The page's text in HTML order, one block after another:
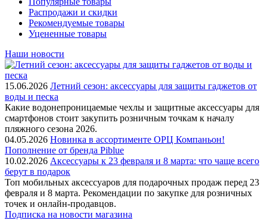
Распродажи и скидки
Рекомендуемые товары
Уцененные товары
Наши новости
15.06.2026 Летний сезон: аксессуары для защиты гаджетов от
воды и песка
Какие водонепроницаемые чехлы и защитные аксессуары для
смартфонов стоит закупить розничным точкам к началу
пляжного сезона 2026.
04.05.2026 Новинка в ассортименте OРЦ Компаньон!
Пополнение от бренда Piblue
10.02.2026 Аксессуары к 23 февраля и 8 марта: что чаще всего
берут в подарок
Топ мобильных аксессуаров для подарочных продаж перед 23
февраля и 8 марта. Рекомендации по закупке для розничных
точек и онлайн-продавцов.
Подписка на новости магазина